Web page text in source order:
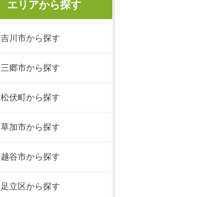
エリアから探す
吉川市から探す
三郷市から探す
松伏町から探す
草加市から探す
越谷市から探す
足立区から探す